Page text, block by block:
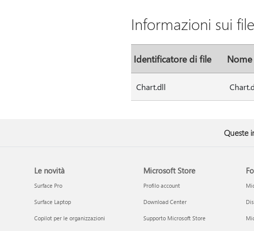
Informazioni sui
Identificatore di file Nome
Chart.dll
Queste
Le novità
Surface Pro
Surface Laptop
Copilot per le organizzazioni
Microsoft Store
Profilo account
Download Center
Supporto Microsoft Store